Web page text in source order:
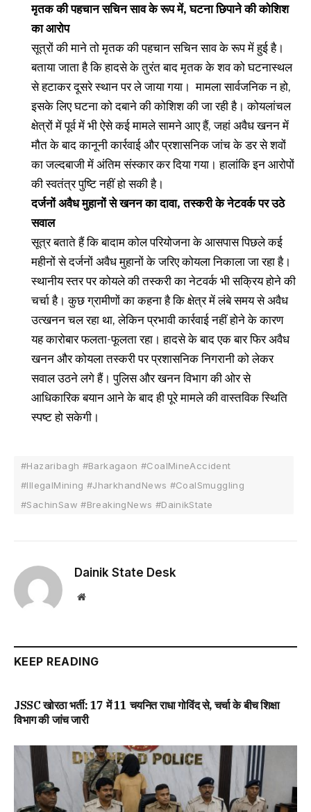
मृतक की पहचान सचिन साव के रूप में, घटना छिपाने की कोशिश
का आरोप
सूत्रों की माने तो मृतक की पहचान सचिन साव के रूप में हुई है।
बताया जाता है कि हादसे के तुरंत बाद मृतक के शव को घटनास्थल
से हटाकर दूसरे स्थान पर ले जाया गया। मामला सार्वजनिक न हो,
इसके लिए घटना को दबाने की कोशिश की जा रही है। कोयलांचल
क्षेत्रों में पूर्व में भी ऐसे कई मामले सामने आए हैं, जहां अवैध खनन में
मौत के बाद कानूनी कार्रवाई और प्रशासनिक जांच के डर से शवों
का जल्दबाजी में अंतिम संस्कार कर दिया गया। हालांकि इन आरोपों
की स्वतंत्र पुष्टि नहीं हो सकी है।
दर्जनों अवैध मुहानों से खनन का दावा, तस्करी के नेटवर्क पर उठे
सवाल
सूत्र बताते हैं कि बादाम कोल परियोजना के आसपास पिछले कई
महीनों से दर्जनों अवैध मुहानों के जरिए कोयला निकाला जा रहा है।
स्थानीय स्तर पर कोयले की तस्करी का नेटवर्क भी सक्रिय होने की
चर्चा है। कुछ ग्रामीणों का कहना है कि क्षेत्र में लंबे समय से अवैध
उत्खनन चल रहा था, लेकिन प्रभावी कार्रवाई नहीं होने के कारण
यह कारोबार फलता-फूलता रहा। हादसे के बाद एक बार फिर अवैध
खनन और कोयला तस्करी पर प्रशासनिक निगरानी को लेकर
सवाल उठने लगे हैं। पुलिस और खनन विभाग की ओर से
आधिकारिक बयान आने के बाद ही पूरे मामले की वास्तविक स्थिति
स्पष्ट हो सकेगी।
#Hazaribagh #Barkagaon #CoalMineAccident
#IllegalMining #JharkhandNews #CoalSmuggling
#SachinSaw #BreakingNews #DainikState
Dainik State Desk
Website
KEEP READING
JSSC खोरठा भर्ती: 17 में 11 चयनित राधा गोविंद से, चर्चा के बीच शिक्षा
विभाग की जांच जारी